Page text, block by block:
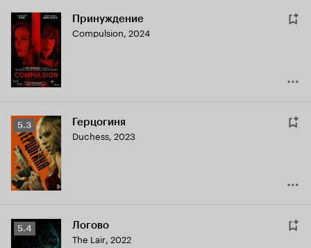
Принуждение
Compulsion, 2024
Рейтинг
Кинопоиска
5.3
5.3 Герцогиня
Duchess, 2023
Рейтинг
Кинопоиска
5.4 Логово
The Lair, 2022